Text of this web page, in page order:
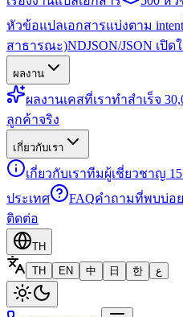
หัวข้อแปลเอกสารแบ่งตาม intent
สาธารณะ)NDJSON/JSON เปิ
ผลงาน
ผลงานเคสที่เราทำสำเร็จ
ลูกค้าจริง
เกี่ยวกับเรา
เกี่ยวกับเราทีมผู้เชี่ยวชาญ
ประเทศ
FAQคำถามที่พบบ่อย
ติดต่อ
TH
TH
EN 中 日 한 ع